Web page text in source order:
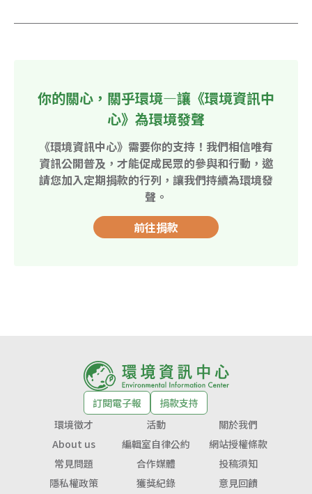
你的關心，關乎環境—讓《環境資訊中
心》為環境發聲
《環境資訊中心》需要你的支持！我們相信唯有
資訊公開普及，才能促成民眾的參與和行動，邀
請您加入定期捐款的行列，讓我們持續為環境發
聲。
前往捐款
訂閱電子報
捐款支持
環境徵才
活動
關於我們
About us
編輯室自律公約
網站授權條款
常見問題
合作媒體
投稿須知
隱私權政策
獲獎紀錄 意見回饋